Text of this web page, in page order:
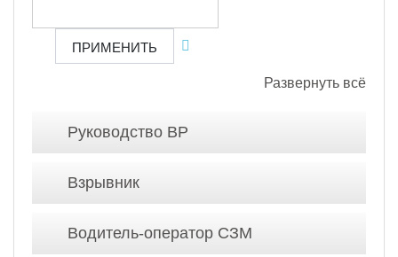
ПРИМЕНИТЬ
Развернуть всё
Руководство ВР
Взрывник
Водитель-оператор СЗМ